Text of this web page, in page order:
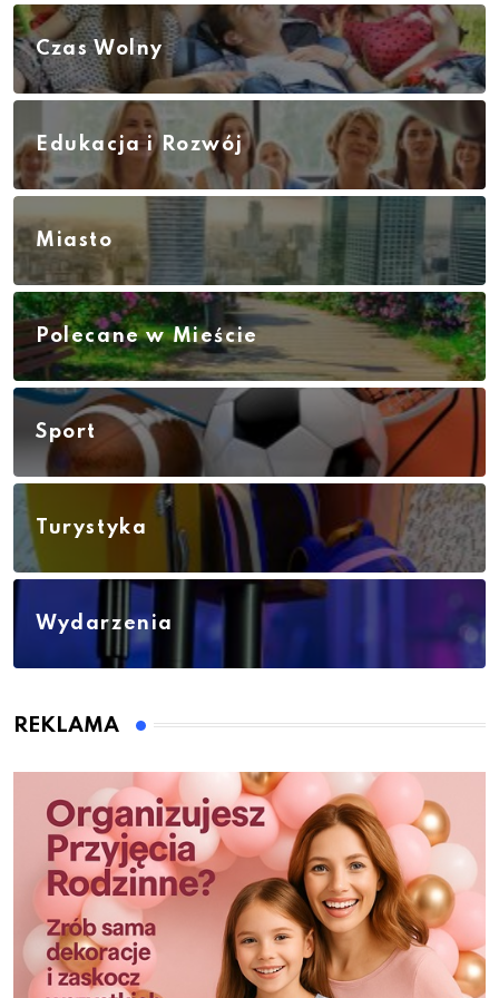
Czas Wolny
Edukacja i Rozwój
Miasto
Polecane w Mieście
Sport
Turystyka
Wydarzenia
REKLAMA